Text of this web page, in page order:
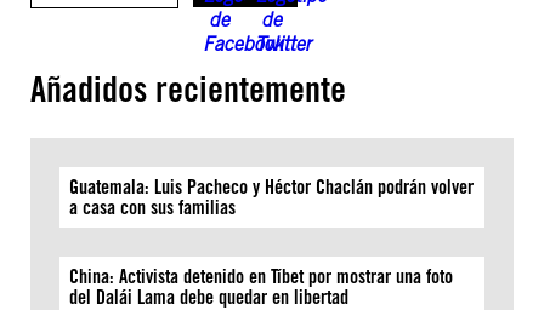
Añadidos recientemente
Guatemala: Luis Pacheco y Héctor Chaclán podrán volver
a casa con sus familias
China: Activista detenido en Tíbet por mostrar una foto
del Dalái Lama debe quedar en libertad